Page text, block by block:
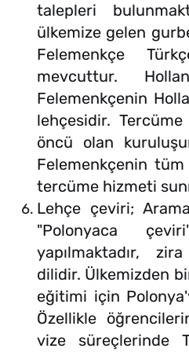
talepleri
ülkemize gelen
Felemenkçe
mevcuttur.
Felemenkçenin
lehçesidir.
öncü olan
Felemenkçenin
tercüme hizmeti
Lehçe çeviri;
"Polonyaca
yapılmaktadır,
dilidir. Ülkemizden
eğitimi için
Özellikle
vize süreçlerinde